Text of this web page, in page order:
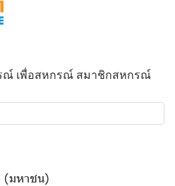
ณ์ เพื่อสหกรณ์ สมาชิกสหกรณ์
(มหาชน)